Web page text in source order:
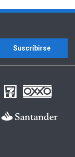
Suscríbirse